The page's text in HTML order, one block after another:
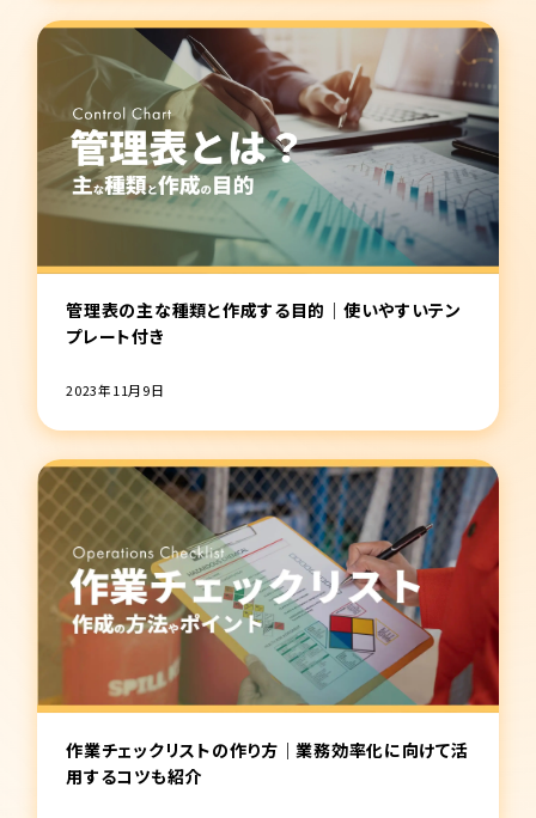
管理表の主な種類と作成する目的｜使いやすいテン
プレート付き
2023年11月9日
作業チェックリストの作り方｜業務効率化に向けて活
用するコツも紹介